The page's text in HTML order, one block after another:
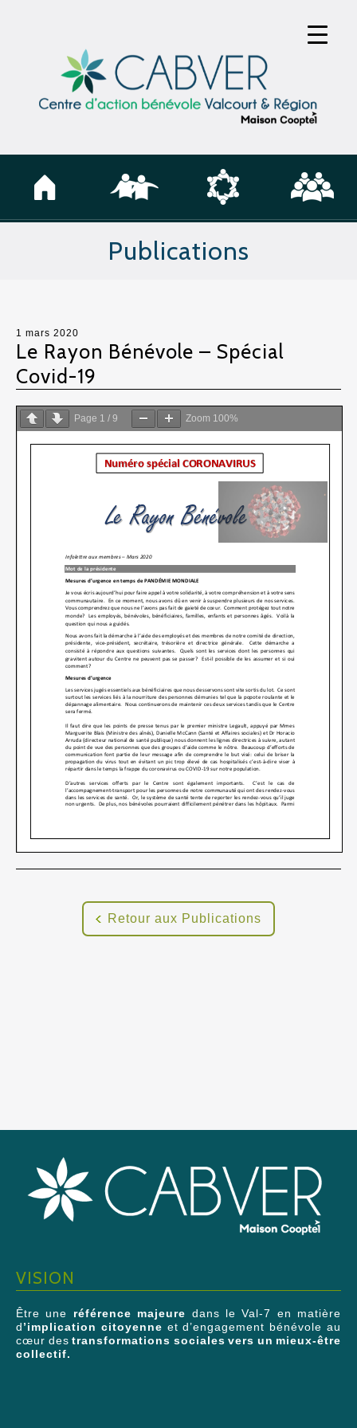
Publications
1 mars 2020
Le Rayon Bénévole – Spécial
Covid-19
Page 1 / 9 Zoom 100%
Retour aux Publications
VISION
Être une référence majeure dans le Val-7 en matière
d’implication citoyenne et d’engagement bénévole au
cœur des transformations sociales vers un mieux-être
collectif.